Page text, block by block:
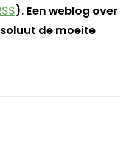
). Een weblog over
de moeite